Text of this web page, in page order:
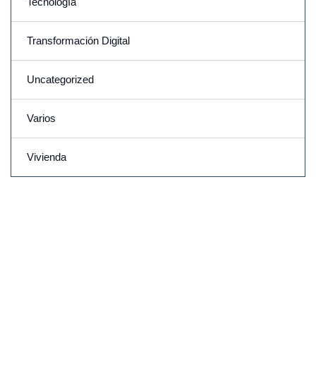
Transformación Digital
Uncategorized
Varios
Vivienda